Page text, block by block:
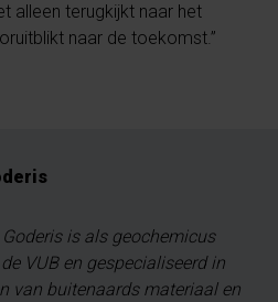
alleen terugkijkt naar het
naar de toekomst.”
Goderis is als geochemicus
VUB en gespecialiseerd in
van buitenaards materiaal en